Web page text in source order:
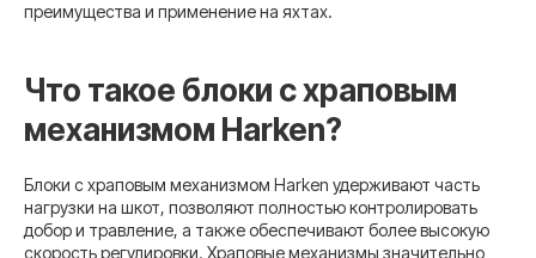
преимущества и применение на яхтах.
Что такое блоки с храповым
механизмом Harken?
Блоки с храповым механизмом Harken удерживают часть
нагрузки на шкот, позволяют полностью контролировать
добор и травление, а также обеспечивают более высокую
скорость регулировки. Храповые механизмы значительно